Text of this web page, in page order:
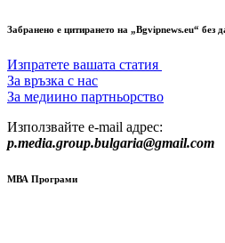
Забранено е цитирането на „Bgvipnews.eu“ без
Изпратете вашата статия
За връзка с нас
За медиино партньорство
Използвайте e-mail адрес:
p.media.group.bulgaria@gmail.com
МВА Програми